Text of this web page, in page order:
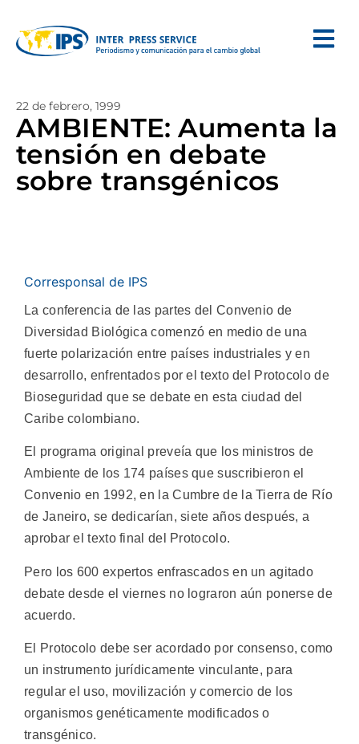
22 de febrero, 1999
AMBIENTE: Aumenta la
tensión en debate
sobre transgénicos
Corresponsal de IPS
La conferencia de las partes del Convenio de
Diversidad Biológica comenzó en medio de una
fuerte polarización entre países industriales y en
desarrollo, enfrentados por el texto del Protocolo de
Bioseguridad que se debate en esta ciudad del
Caribe colombiano.
El programa original preveía que los ministros de
Ambiente de los 174 países que suscribieron el
Convenio en 1992, en la Cumbre de la Tierra de Río
de Janeiro, se dedicarían, siete años después, a
aprobar el texto final del Protocolo.
Pero los 600 expertos enfrascados en un agitado
debate desde el viernes no lograron aún ponerse de
acuerdo.
El Protocolo debe ser acordado por consenso, como
un instrumento jurídicamente vinculante, para
regular el uso, movilización y comercio de los
organismos genéticamente modificados o
transgénico.